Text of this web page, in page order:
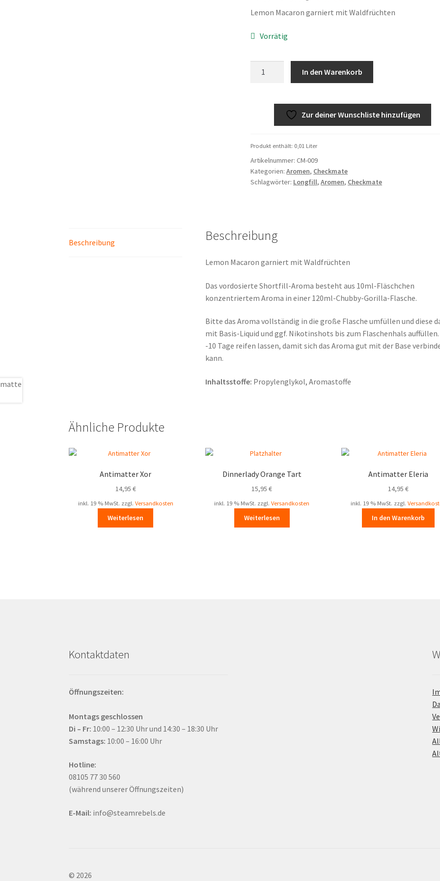
Lemon Macaron garniert mit Waldfrüchten
Vorrätig
In den Warenkorb
Zur deiner Wunschliste hinzufügen
Produkt enthält: 0,01 Liter
Artikelnummer:CM-009
Kategorien:Aromen, Checkmate
Schlagwörter: Longfill,Aromen, Checkmate
Beschreibung Beschreibung
Lemon Macaron garniert mit Waldfrüchten
Das vordosierte Shortfill-Aroma besteht aus 10ml-Fläschchen
konzentriertem Aroma in einer 120ml-Chubby-Gorilla-Flasche.
Bitte das Aroma vollständig in die große Flasche umfüllen und diese
mit Basis-Liquid und ggf. Nikotinshots bis zum Flaschenhals auffüllen.
-10 Tage reifen lassen, damit sich das Aroma gut mit der Base
kann.
Inhaltsstoffe: Propylenglykol, Aromastoffe
Ähnliche Produkte
Antimatter Xor
14,95 €
inkl. 19 % MwSt. zzgl. Versandkosten
Weiterlesen
Dinnerlady Orange Tart
15,95€
inkl. 19 % MwSt. zzgl.Versandkosten
Weiterlesen
Antimatter Eleria
14,95 €
inkl. 19 % MwSt. zzgl.
In den Warenkorb
Kontaktdaten
Öffnungszeiten:
Montags geschlossen
Di – Fr: 10:00 – 12:30 Uhr und 14:30 – 18:30 Uhr
Samstags: 10:00 – 16:00 Uhr
Hotline:
08105 77 30 560
(während unserer Öffnungszeiten)
E-Mail: info@steamrebels.de
© 2026